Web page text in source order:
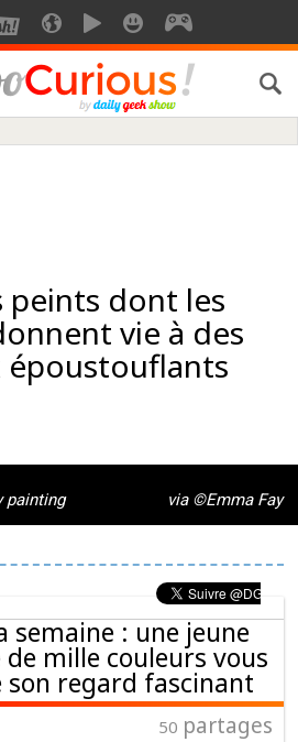
peints dont les
vie à des
époustouflants
painting via ©Emma Fay
semaine : une jeune
mille couleurs vous
son regard fascinant
50 partages